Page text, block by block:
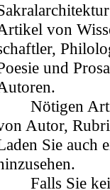
von
und
Nötigen
Autor,
Sie auch
Falls Sie kein